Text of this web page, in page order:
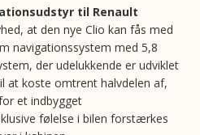
til Renault
at den nye Clio kan fås med
navigationssystem med 5,8
der udelukkende er udviklet
at koste omtrent halvdelen af,
et indbygget
følelse i bilen forstærkes